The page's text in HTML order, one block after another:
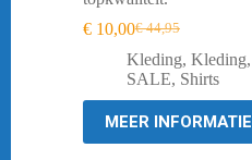
€44,95
Oorspronkelijke
prijs
was:
€ 10,00Huidige
prijs
is:
Kleding, Kleding,
SALE, Shirts
MEER INFORMATIE